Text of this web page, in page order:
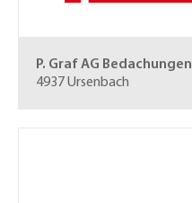
P. Graf AG Bedachungen
4937 Ursenbach